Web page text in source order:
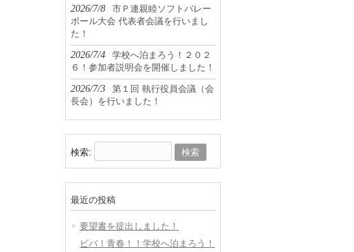
2026/7/8
市Ｐ連親睦ソフトバレー
ボール大会 代表者会議を行いまし
た！
2026/7/4
学校へ泊まろう！２０２
６！参加者説明会を開催しました！
2026/7/3
第１回 執行役員会議（会
長会）を行いました！
検索:
最近の投稿
要望書を提出しました！
ビバ！青春！！学校へ泊まろう！